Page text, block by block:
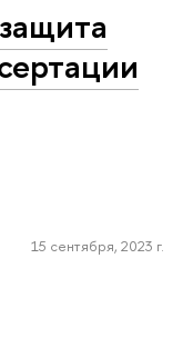
15 сентября, 2023 г.